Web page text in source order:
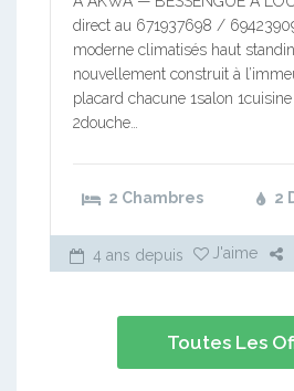
direct au 671937698 /
moderne climatisés haut
nouvellement construit à
placard chacune 1salon
2douche…
2 Chambres 2
4 ans depuis J'aime
Toutes Les